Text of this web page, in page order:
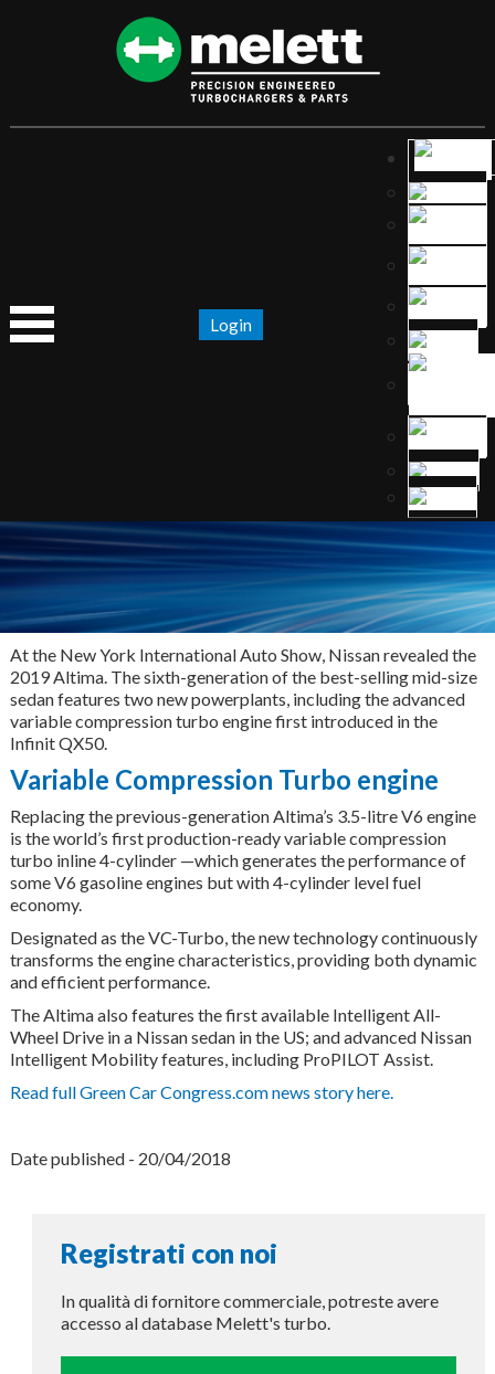
Login
At the New York International Auto Show, Nissan revealed the
2019 Altima. The sixth-generation of the best-selling mid-size
sedan features two new powerplants, including the advanced
variable compression turbo engine first introduced in the
Infinit QX50.
Variable Compression Turbo engine
Replacing the previous-generation Altima’s 3.5-litre V6 engine
is the world’s first production-ready variable compression
turbo inline 4-cylinder —which generates the performance of
some V6 gasoline engines but with 4-cylinder level fuel
economy.
Designated as the VC-Turbo, the new technology continuously
transforms the engine characteristics, providing both dynamic
and efficient performance.
The Altima also features the first available Intelligent All-
Wheel Drive in a Nissan sedan in the US; and advanced Nissan
Intelligent Mobility features, including ProPILOT Assist.
Read full Green Car Congress.com news story here.
Date published - 20/04/2018
Registrati con noi
In qualità di fornitore commerciale, potreste avere
accesso al database Melett's turbo.